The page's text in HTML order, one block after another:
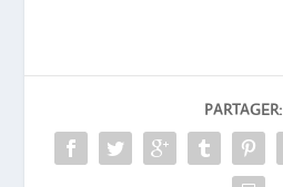
PARTAGER: